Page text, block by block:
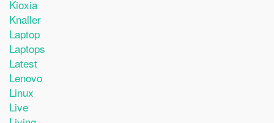
Kioxia
Knaller
Laptop
Laptops
Latest
Lenovo
Linux
Live